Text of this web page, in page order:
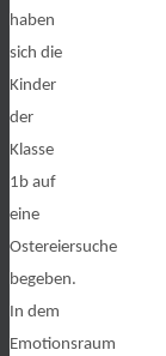
haben
sich die
Kinder
der
Klasse
1b auf
eine
Ostereiersuche
begeben.
In dem
Emotionsraum